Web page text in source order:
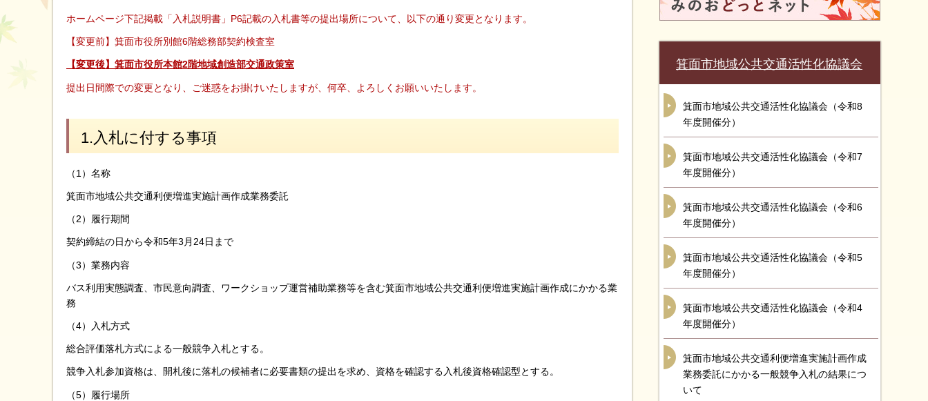
ホームページ下記掲載「入札説明書」P6記載の入札書等の提出場所について、以下の通り変更となります。
【変更前】箕面市役所別館6階総務部契約検査室
【変更後】箕面市役所本館2階地域創造部交通政策室
提出日間際での変更となり、ご迷惑をお掛けいたしますが、何卒、よろしくお願いいたします。
1.入札に付する事項
（1）名称
箕面市地域公共交通利便増進実施計画作成業務委託
（2）履行期間
契約締結の日から令和5年3月24日まで
（3）業務内容
バス利用実態調査、市民意向調査、ワークショップ運営補助業務等を含む箕面市地域公共交通利便増進実施計画作成にかかる業
務
（4）入札方式
総合評価落札方式による一般競争入札とする。
競争入札参加資格は、開札後に落札の候補者に必要書類の提出を求め、資格を確認する入札後資格確認型とする。
（5）履行場所
箕面市地域公共交通活性化協議会
箕面市地域公共交通活性化協議会（令和8
年度開催分）
箕面市地域公共交通活性化協議会（令和7
年度開催分）
箕面市地域公共交通活性化協議会（令和6
年度開催分）
箕面市地域公共交通活性化協議会（令和5
年度開催分）
箕面市地域公共交通活性化協議会（令和4
年度開催分）
箕面市地域公共交通利便増進実施計画作成
業務委託にかかる一般競争入札の結果につ
いて